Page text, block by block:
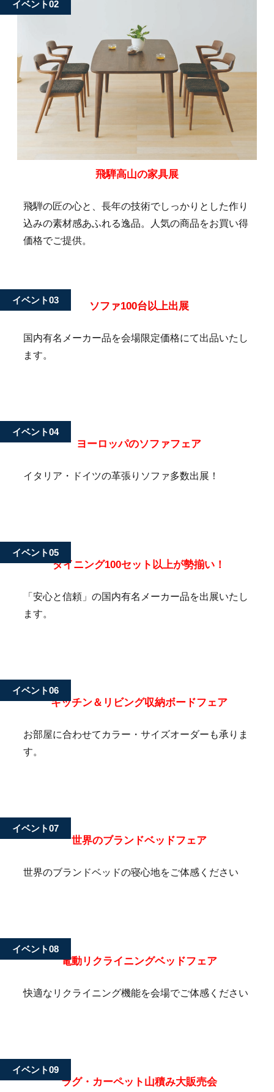
イベント02
飛騨高山の家具展
飛騨の匠の心と、長年の技術でしっかりとした作り
込みの素材感あふれる逸品。人気の商品をお買い得
価格でご提供。
イベント03
ソファ100台以上出展
国内有名メーカー品を会場限定価格にて出品いたし
ます。
イベント04
ヨーロッパのソファフェア
イタリア・ドイツの革張りソファ多数出展！
イベント05
ダイニング100セット以上が勢揃い！
「安心と信頼」の国内有名メーカー品を出展いたし
ます。
イベント06
キッチン＆リビング収納ボードフェア
お部屋に合わせてカラー・サイズオーダーも承りま
す。
イベント07
世界のブランドベッドフェア
世界のブランドベッドの寝心地をご体感ください
イベント08
電動リクライニングベッドフェア
快適なリクライニング機能を会場でご体感ください
イベント09
ラグ・カーペット山積み大販売会